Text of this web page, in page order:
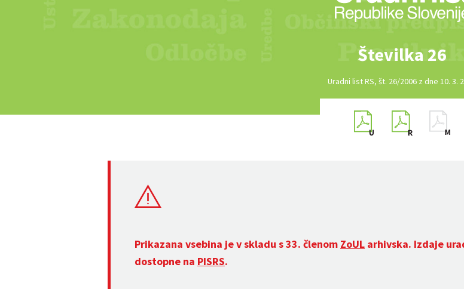
Številka 26
Uradni list RS, št. 26/2006 z dne 10. 3.
Prikazana vsebina je v skladu s 33. členom ZoUL arhivska. Izdaje
dostopne na PISRS.